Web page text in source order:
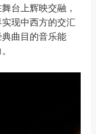
台上辉映交融，
现中西方的交汇
曲目的音乐能